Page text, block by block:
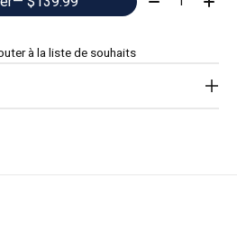
à la liste de souhaits